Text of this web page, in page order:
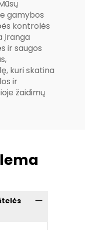
gamybos
kontrolės
įranga
ir saugos
kuri skatina
ir
žaidimų